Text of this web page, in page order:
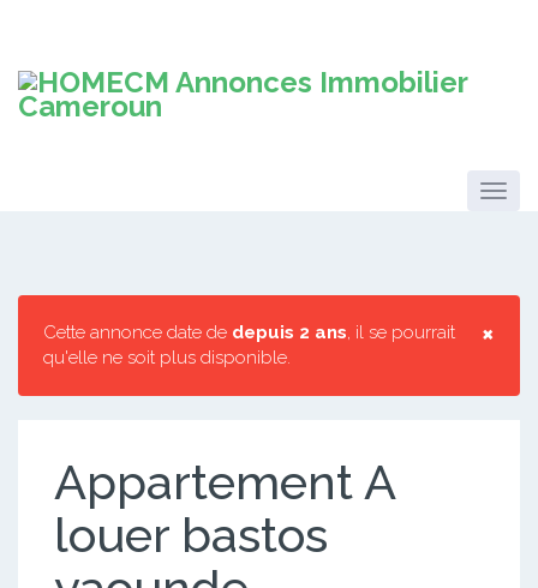
×
Cette annonce date de depuis 2 ans, il se pourrait
qu'elle ne soit plus disponible.
Appartement A
louer bastos